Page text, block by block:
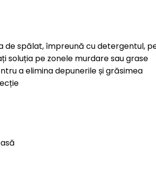
spălat, împreună cu detergentul,
soluția pe zonele murdare sau grase
a elimina depunerile și grăsimea